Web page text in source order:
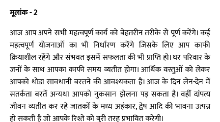
मूलांक - 2
आज आप अपने सभी महत्वपूर्ण कार्य को बेहतरीन तरीके से पूर्ण करेंगे। कई
महत्वपूर्ण योजनाओं का भी निर्धारण करेंगे जिसके लिए आप काफी
क्रियाशील रहेंगे और संभवत इसमें सफलता की भी प्राप्ति हो। घर परिवार के
जनों के साथ आपका काफी समय व्यतीत होगा। आर्थिक वस्तुओं को लेकर
आपको थोड़ा सावधानी बरतने की आवश्यकता है। आज के दिन लेन-देन में
सतर्कता बरतें अन्यथा आपको नुकसान झेलना पड़ सकता है। वहीं दांपत्य
जीवन व्यतीत कर रहे जातकों के मध्य अहंकार, द्वेष आदि की भावना उत्पन्न
हो सकती है जो आपके रिश्ते को बुरी तरह प्रभावित करेगी।